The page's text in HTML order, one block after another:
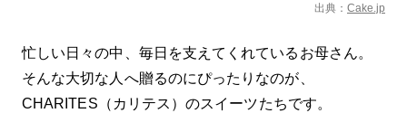
出典： Cake.jp
忙しい日々の中、毎日を支えてくれているお母さん。
そんな大切な人へ贈るのにぴったりなのが、
CHARITES（カリテス）のスイーツたちです。